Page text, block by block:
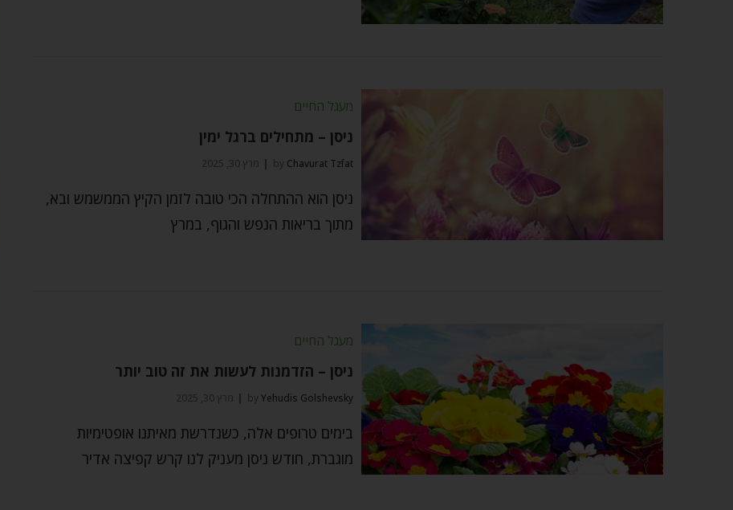
מעגל החיים
ניסן – מתחילים ברגל ימין
by Chavurat Tzfat מרץ 30, 2025
ניסן הוא ההתחלה הכי טובה לזמן הקיץ הממשמש ובא,
מתוך בריאות הנפש והגוף, במרץ
מעגל החיים
ניסן – הזדמנות לעשות את זה טוב יותר
by Yehudis Golshevsky מרץ 30, 2025
בימים טרופים אלה, כשנדרשת מאיתנו אופטימיות
מוגברת, חודש ניסן מעניק לנו קרש קפיצה אדיר